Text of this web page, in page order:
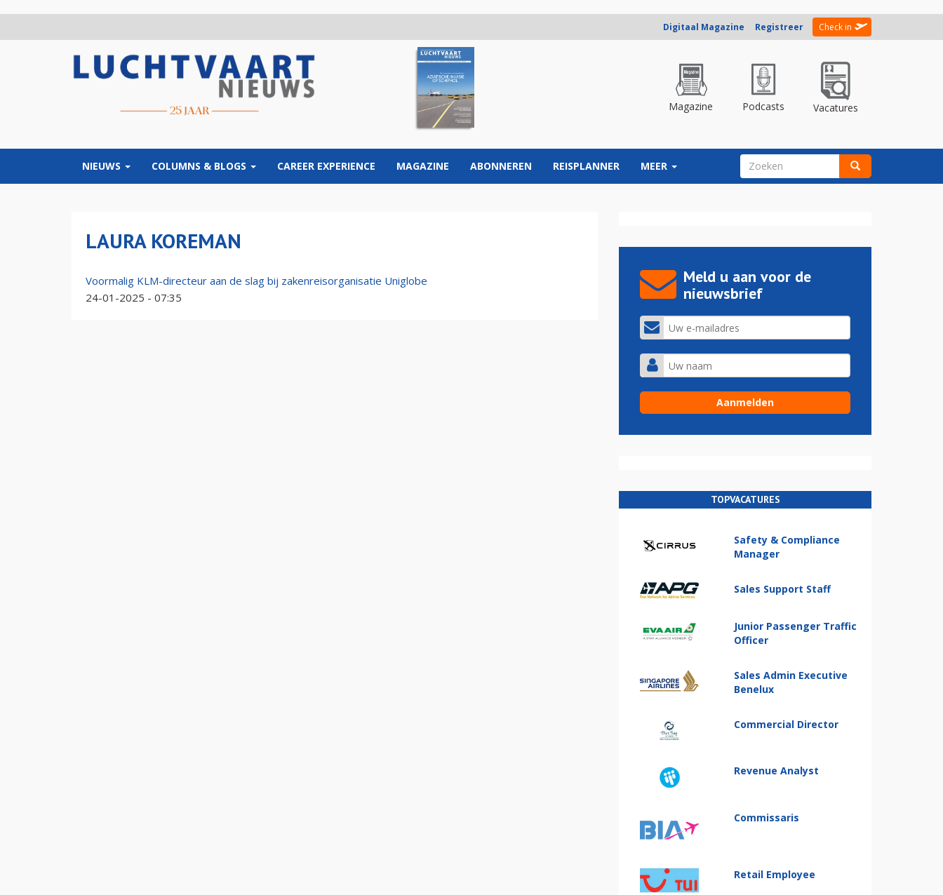
Digitaal Magazine Registreer Check in
Magazine Podcasts Vacatures
NIEUWS COLUMNS & BLOGS CAREER EXPERIENCE MAGAZINE ABONNEREN REISPLANNER MEER ZOEKVELD
LAURA KOREMAN
Voormalig KLM-directeur aan de slag bij zakenreisorganisatie Uniglobe
24-01-2025 - 07:35
Meld u aan voor de
nieuwsbrief
TOPVACATURES
Safety & Compliance
Manager
Sales Support Staff
Junior Passenger Traffic
Officer
Sales Admin Executive
Benelux
Commercial Director
Revenue Analyst
Commissaris
Retail Employee